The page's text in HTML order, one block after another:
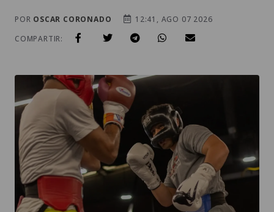
POR OSCAR CORONADO
12:41, AGO 07 2026
COMPARTIR: